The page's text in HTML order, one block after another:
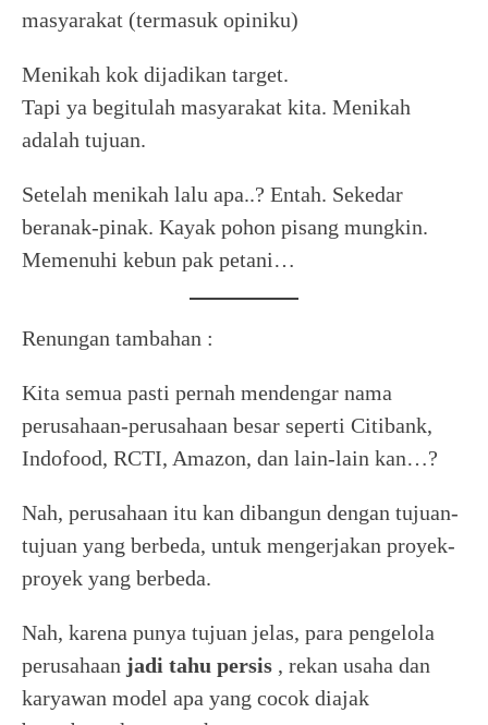
masyarakat (termasuk opiniku)
Menikah kok dijadikan target.
Tapi ya begitulah masyarakat kita. Menikah
adalah tujuan.
Setelah menikah lalu apa..? Entah. Sekedar
beranak-pinak. Kayak pohon pisang mungkin.
Memenuhi kebun pak petani…
Renungan tambahan :
Kita semua pasti pernah mendengar nama
perusahaan-perusahaan besar seperti Citibank,
Indofood, RCTI, Amazon, dan lain-lain kan…?
Nah, perusahaan itu kan dibangun dengan tujuan-
tujuan yang berbeda, untuk mengerjakan proyek-
proyek yang berbeda.
Nah, karena punya tujuan jelas, para pengelola
perusahaan jadi tahu persis , rekan usaha dan
karyawan model apa yang cocok diajak